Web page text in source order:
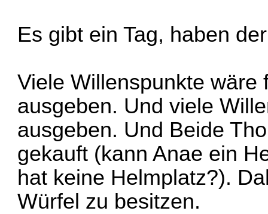
Es gibt ein Tag, haben
Viele Willenspunkte wäre
ausgeben. Und viele
ausgeben. Und Beide
gekauft (kann Anae ein
hat keine Helmplatz?).
Würfel zu besitzen.